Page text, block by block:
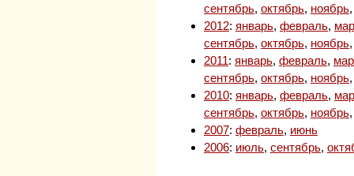
сентябрь, октябрь, ноябрь
2012: январь, февраль,
сентябрь, октябрь, ноябрь
2011: январь, февраль,
сентябрь, октябрь, ноябрь
2010: январь, февраль,
сентябрь, октябрь, ноябрь
2007: февраль, июнь
2006: июль, сентябрь,